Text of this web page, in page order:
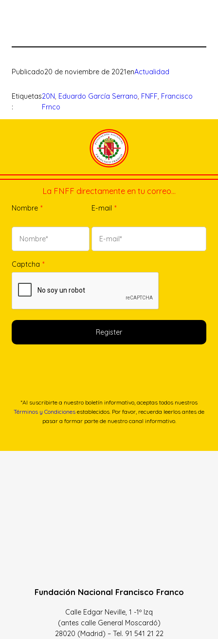
Publicado20 de noviembre de 2021enActualidad
Etiquetas
:
20N, Eduardo García Serrano, FNFF, Francisco
Frnco
La FNFF directamente en tu correo…
Nombre * E-mail *
Captcha *
*Al suscribirte a nuestro boletín informativo, aceptas todos nuestros
Términos y Condiciones establecidos. Por favor, recuerda leerlos antes de
pasar a formar parte de nuestro canal informativo.
Fundación Nacional Francisco Franco
Calle Edgar Neville, 1 -1º Izq
(antes calle General Moscardó)
28020 (Madrid) – Tel. 91 541 21 22